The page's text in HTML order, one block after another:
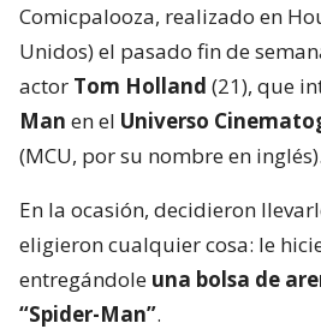
Comicpalooza, realizado en
Unidos) el pasado fin de
actor Tom Holland (21), que
Man en el Universo
(MCU, por su nombre en inglés).
En la ocasión, decidieron
eligieron cualquier cosa: le
entregándole una bolsa de
“Spider-Man”.